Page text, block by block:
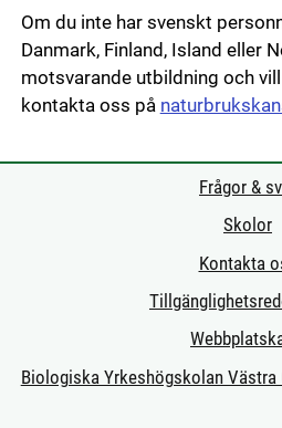
Om du inte har svenskt
Danmark, Finland, Island eller
motsvarande utbildning och
kontakta oss på
Frågor &
Skolor
Kontakta
Biologiska Yrkeshögskolan Västra